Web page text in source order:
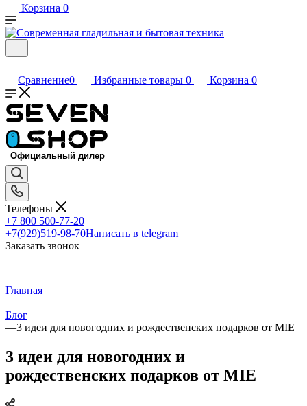
Корзина 0
Сравнение0 Избранные товары 0 Корзина 0
Телефоны
+7 800 500-77-20
+7(929)519-98-70Написать в telegram
Заказать звонок
Главная
—
Блог
—3 идеи для новогодних и рождественских подарков от MIE
3 идеи для новогодних и
рождественских подарков от MIE